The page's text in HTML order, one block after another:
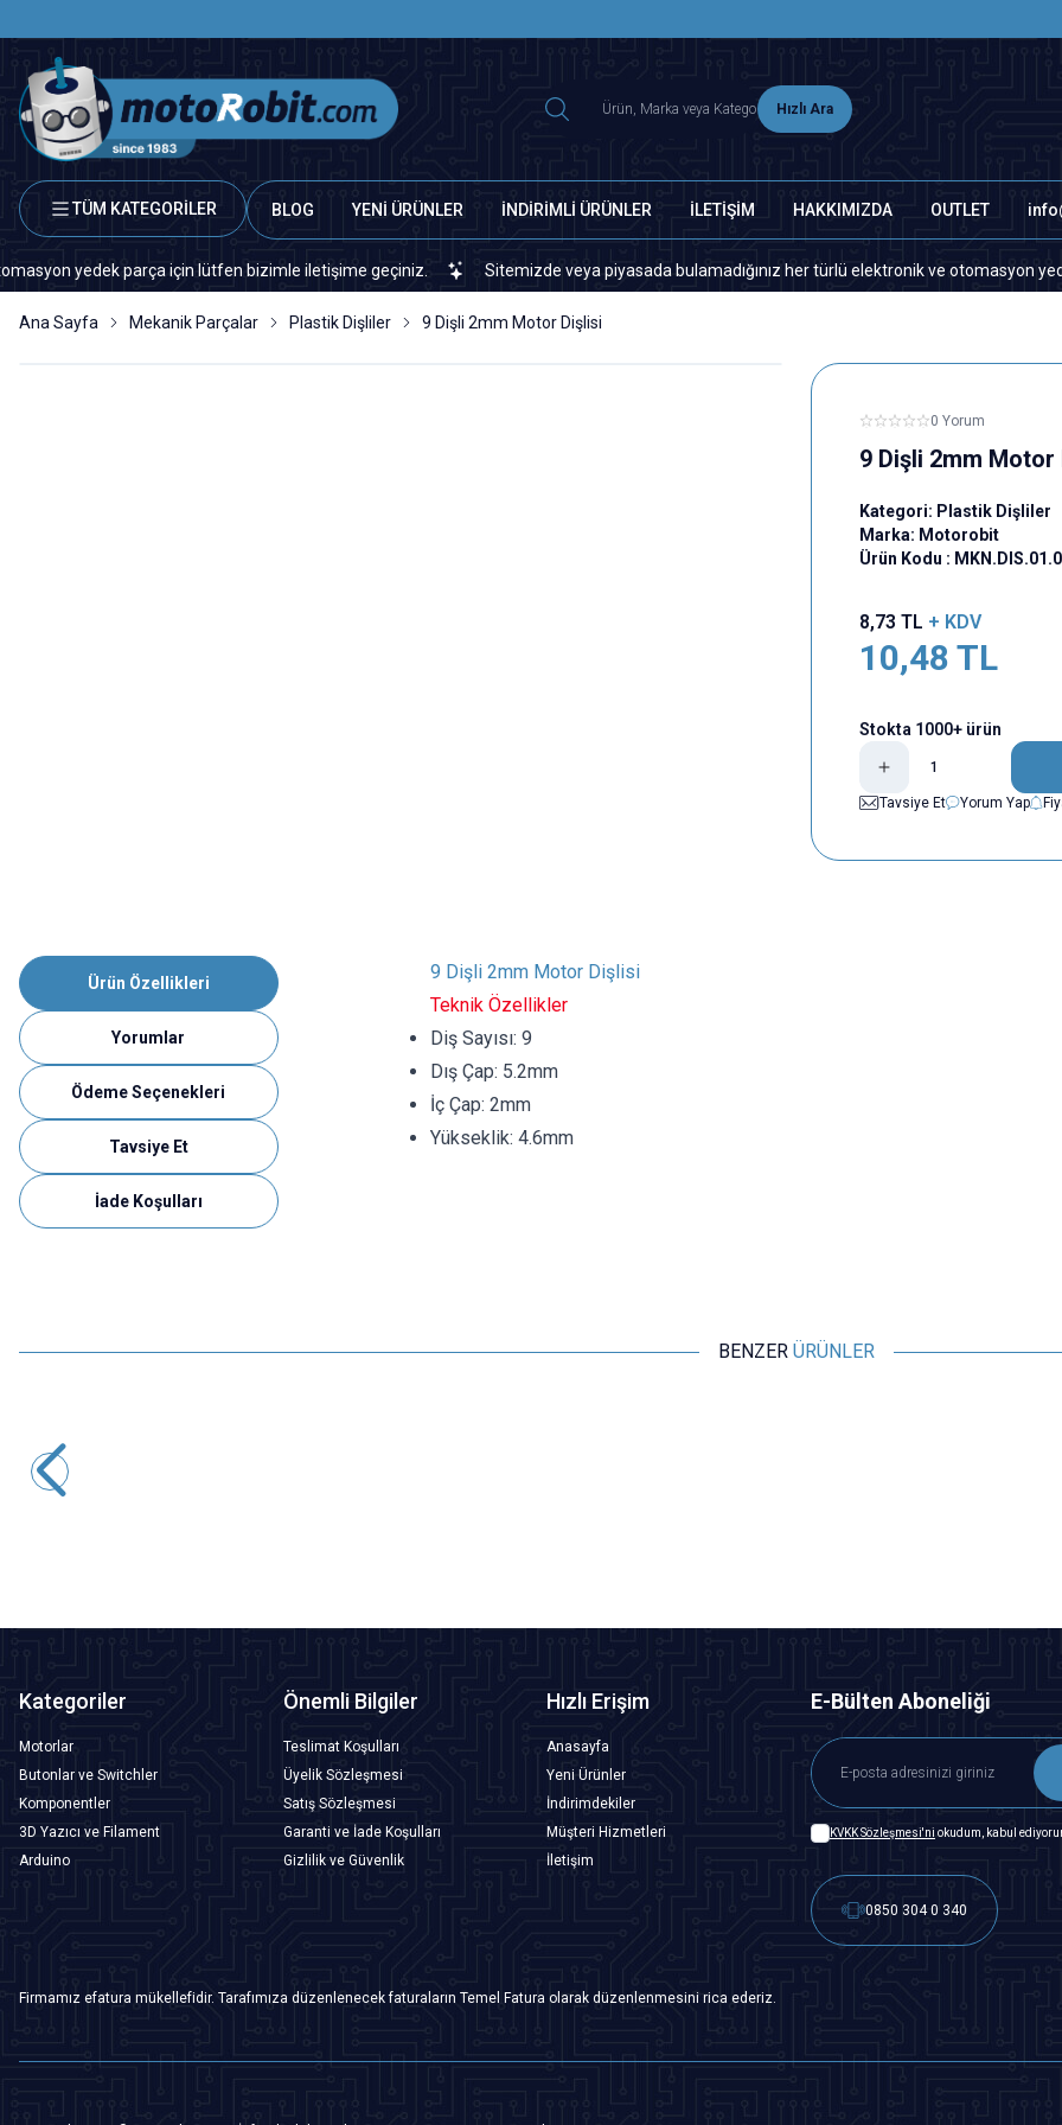
Hızlı Ara
TÜM KATEGORİLER BLOG YENİ ÜRÜNLER İNDİRİMLİ ÜRÜNLER İLETİŞİM HAKKIMIZDA OUTLET
yedek parça için lütfen bizimle iletişime geçiniz. Sitemizde veya piyasada bulamadığınız her türlü elektronik ve otomasyon yedek
Ana Sayfa Mekanik Parçalar Plastik Dişliler 9 Dişli 2mm Motor Dişlisi
0 Yorum
9 Dişli 2mm Motor
Kategori: Plastik Dişliler
Marka: Motorobit
Ürün Kodu :
8,73 TL + KDV
10,48 TL
Stokta 1000+ ürün
Tavsiye Et
Yorum Yap
Ürün Özellikleri
Yorumlar
Ödeme Seçenekleri
Tavsiye Et
İade Koşulları
9 Dişli 2mm Motor Dişlisi
Teknik Özellikler
Diş Sayısı: 9
Dış Çap: 5.2mm
İç Çap: 2mm
Yükseklik: 4.6mm
BENZER ÜRÜNLER
Kategoriler
Motorlar
Butonlar ve Switchler
Komponentler
3D Yazıcı ve Filament
Arduino
Önemli Bilgiler
Teslimat Koşulları
Üyelik Sözleşmesi
Satış Sözleşmesi
Garanti ve İade Koşulları
Gizlilik ve Güvenlik
Hızlı Erişim
Anasayfa
Yeni Ürünler
İndirimdekiler
Müşteri Hizmetleri
İletişim
E-Bülten Aboneliği
KVKK Sözleşmesi'ni okudum, kabul
0850 304 0 340
Firmamız efatura mükellefidir. Tarafımıza düzenlenecek faturaların Temel Fatura olarak düzenlenmesini rica ederiz.